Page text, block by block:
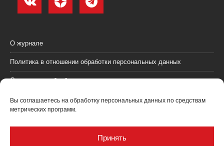
Вы соглашаетесь на обработку персональных данных по средствам
метрических программ.
Принять
О журнале
Политика в отношении обработки персональных данных
Согласие на обработку персональных данных
Пользовательское соглашение (оферта)